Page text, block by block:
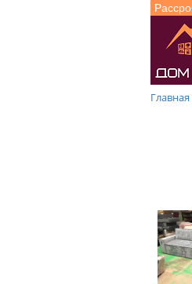
Главная